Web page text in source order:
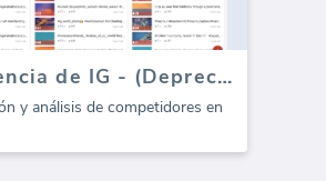
Competencia de IG - (Depreciado)
y análisis de competidores en